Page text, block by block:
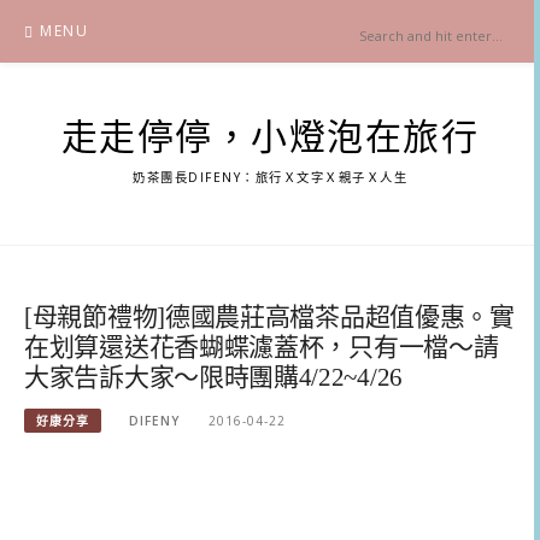
content
MENU
走走停停，小燈泡在旅行
奶茶團長DIFENY：旅行Ｘ文字Ｘ親子Ｘ人生
[母親節禮物]德國農莊高檔茶品超值優惠。實
在划算還送花香蝴蝶濾蓋杯，只有一檔～請
大家告訴大家～限時團購4/22~4/26
好康分享 DIFENY 2016-04-22